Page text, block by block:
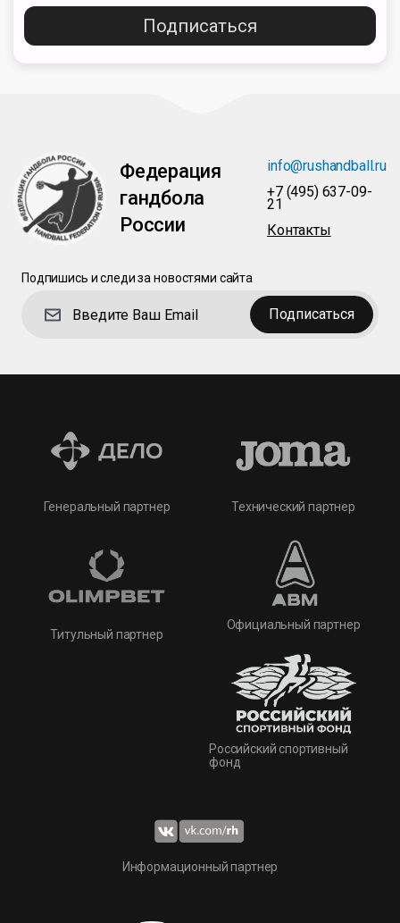
Подписаться
Федерация
гандбола
России
info@rushandball.ru
+7 (495) 637-09-
21
Контакты
Подпишись и следи за новостями сайта
Подписаться
Генеральный партнер
Титульный партнер
Технический партнер
Официальный партнер
Российский спортивный
фонд
Информационный партнер